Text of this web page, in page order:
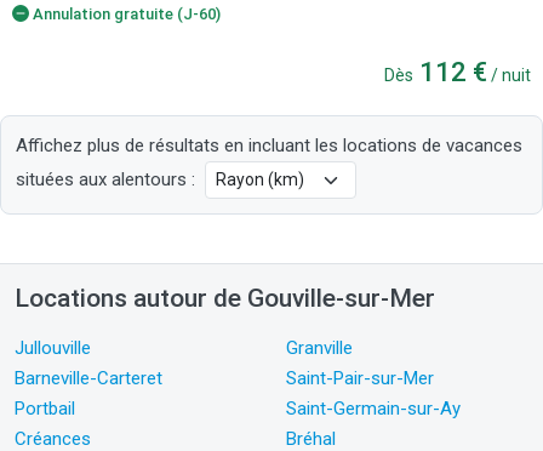
Annulation gratuite (J-60)
Dès 112 € / nuit
Affichez plus de résultats en incluant les locations de vacances
situées aux alentours :
Locations autour de Gouville-sur-Mer
Jullouville
Granville
Barneville-Carteret
Saint-Pair-sur-Mer
Portbail
Saint-Germain-sur-Ay
Créances
Bréhal